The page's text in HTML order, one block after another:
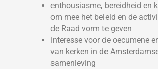
enthousiasme, bereidheid en
om mee het beleid en de
de Raad vorm te geven
interesse voor de oecumene
van kerken in de
samenleving